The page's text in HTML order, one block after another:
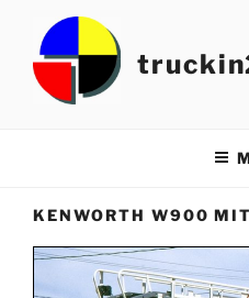
Inhalt
springen
KENWORTH W900